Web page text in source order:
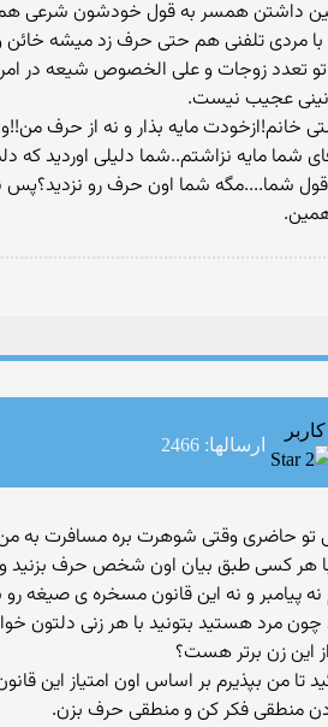
مردی تلفنی هم حتی حرف زد میشه خائن
تعدد زوجات و علی الخصوص شیعه در امر
عجیب نیست.
شما مایه نزاشتم..شما دلیلی اوردید
شما....مگه شما اون حرف رو نزدید؟پس
کاربر
ارسالها: 2466
با هر کسی طبق بیان اون شخص حرف
نه پیامبر و نه این قانون مسخره ی صیغه
چون مرد هستید بتونید با هر زنی
این زن برتر هست؟
تا من بپذیرم بر اساس اون امتیاز این
منطقی فکر کن و منطقی حرف بزن.